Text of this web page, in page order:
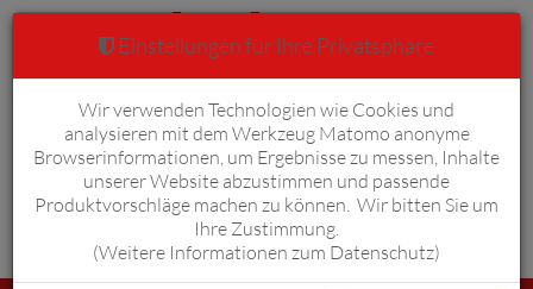
Anmelden Warenkorb 0
Einstellungen für Ihre Privatsphäre
Wir verwenden Technologien wie Cookies und
analysieren mit dem Werkzeug Matomo anonyme
Browserinformationen, um Ergebnisse zu messen, Inhalte
unserer Website abzustimmen und passende
Produktvorschläge machen zu können. Wir bitten Sie um
Ihre Zustimmung.
(Weitere Informationen zum Datenschutz)